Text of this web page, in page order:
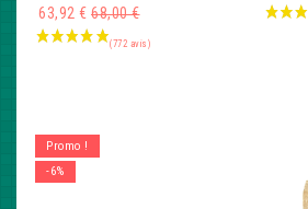
63,92 € Montant
68,00 €
Promo !
-6%